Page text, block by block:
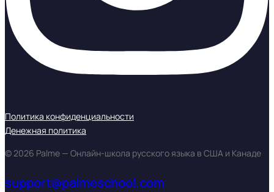
Политика конфиденциальности
Денежная политика
© 2026 Palme — Онлайн-школа русского языка в США и Канаде
support@palmeschool.com